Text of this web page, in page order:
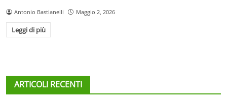
Antonio Bastianelli Maggio 2, 2026
Leggi di più
ARTICOLI RECENTI